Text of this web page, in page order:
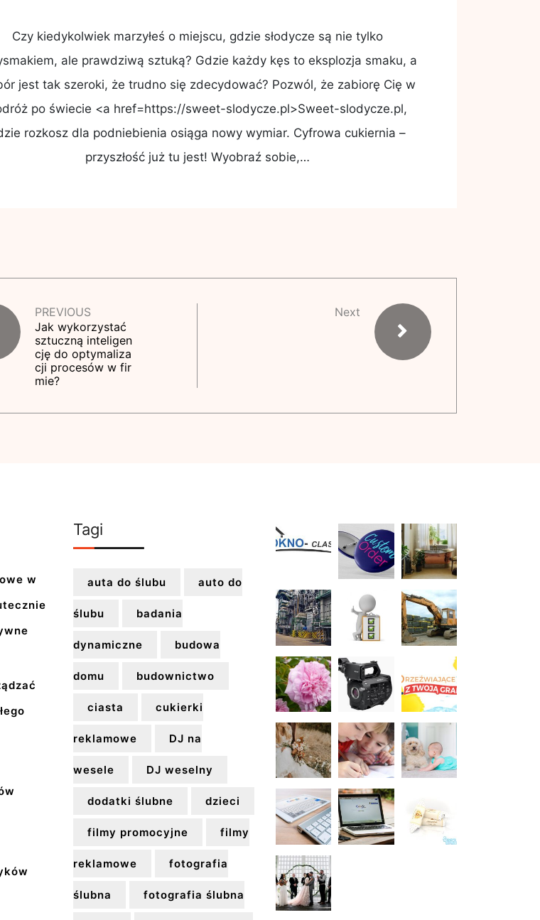
Czy kiedykolwiek marzyłeś o miejscu, gdzie słodycze są nie tylko
ale prawdziwą sztuką? Gdzie każdy kęs to eksplozja smaku, a
jest tak szeroki, że trudno się zdecydować? Pozwól, że zabiorę Cię w
po świecie <a href=https://sweet-slodycze.pl>Sweet-slodycze.pl,
rozkosz dla podniebienia osiąga nowy wymiar. Cyfrowa cukiernia –
przyszłość już tu jest! Wyobraź sobie,…
PREVIOUS
Jak wykorzystać
sztuczną inteligen
cję do optymaliza
cji procesów w fir
mie?
Next
w
Tagi
auta do ślubu auto do
ślubu badania
dynamiczne budowa
domu budownictwo
ciasta cukierki
reklamowe DJ na
wesele DJ weselny
dodatki ślubne dzieci
filmy promocyjne filmy
reklamowe fotografia
ślubna fotografia ślubna